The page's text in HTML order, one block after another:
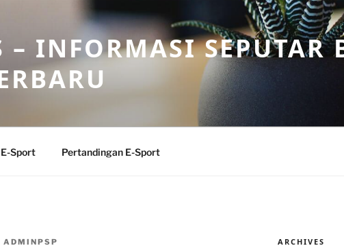
– INFORMASI SEPUTAR
Sport Pertandingan E-Sport
ADMINPSP ARCHIVES